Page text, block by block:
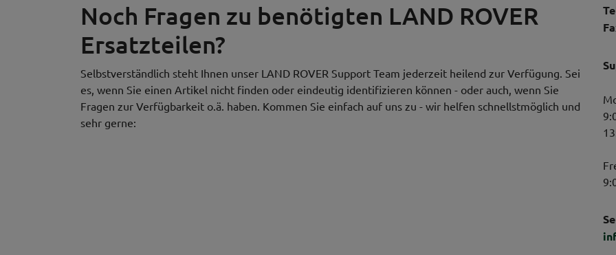
Noch Fragen zu benötigten LAND ROVER
Ersatzteilen?
Selbstverständlich steht Ihnen unser LAND ROVER Support Team jederzeit heilend zur Verfügung. Sei
es, wenn Sie einen Artikel nicht finden oder eindeutig identifizieren können - oder auch, wenn Sie
Fragen zur Verfügbarkeit o.ä. haben. Kommen Sie einfach auf uns zu - wir helfen schnellstmöglich und
sehr gerne: